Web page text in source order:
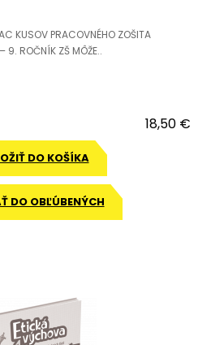
KUSOV PRACOVNÉHO ZOŠITA
9. ROČNÍK ZŠ MÔŽE..
18,50 €
DO KOŠÍKA
DO OBĽÚBENÝCH